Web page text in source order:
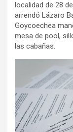
localidad de 28
arrendó Lázaro
Goycoechea
mesa de pool,
las cabañas.